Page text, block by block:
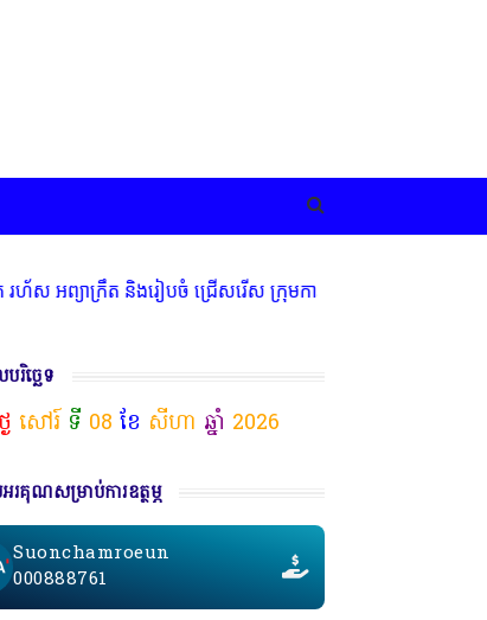
រៀបចំ ជ្រើសរើស ក្រុមការងារ នៅតាមបណ្តាលរាជធានី ខេត្ត ម
រិច្ឆេទ
សៅរ៍ទី 08 ខែ សីហា ឆ្នាំ 2026
គុណសម្រាប់ការឧត្ថម្ភ
Suonchamroeun
000888761